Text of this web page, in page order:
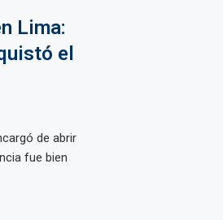
Lima:
el
de abrir
fue bien